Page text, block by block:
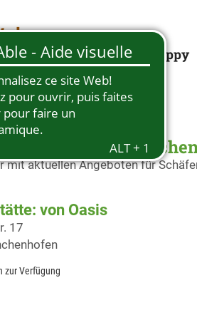
Looking for a puppy
in
mit aktuellen Angeboten für
von Oasis
17
zur Verfügung